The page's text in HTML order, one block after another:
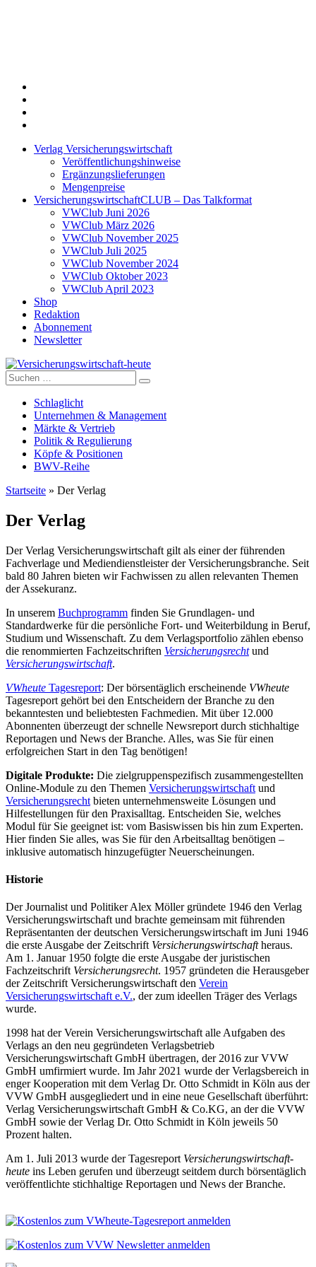
Verlag Versicherungswirtschaft
Veröffentlichungshinweise
Ergänzungslieferungen
Mengenpreise
VersicherungswirtschaftCLUB – Das Talkformat
VWClub Juni 2026
VWClub März 2026
VWClub November 2025
VWClub Juli 2025
VWClub November 2024
VWClub Oktober 2023
VWClub April 2023
Shop
Redaktion
Abonnement
Newsletter
Versicherungswirtschaft-heute
Suche
nach:
Schlaglicht
Unternehmen & Management
Märkte & Vertrieb
Politik & Regulierung
Köpfe & Positionen
BWV-Reihe
Startseite » Der Verlag
Der Verlag
Der Verlag Versicherungswirtschaft gilt als einer der führenden
Fachverlage und Mediendienstleister der Versicherungsbranche. Seit
bald 80 Jahren bieten wir Fachwissen zu allen relevanten Themen
der Assekuranz.
In unserem Buchprogramm finden Sie Grundlagen- und
Standardwerke für die persönliche Fort- und Weiterbildung in Beruf,
Studium und Wissenschaft. Zu dem Verlagsportfolio zählen ebenso
die renommierten Fachzeitschriften Versicherungsrechtund
Versicherungswirtschaft.
VWheute Tagesreport: Der börsentäglich erscheinende VWheute
Tagesreport gehört bei den Entscheidern der Branche zu den
bekanntesten und beliebtesten Fachmedien. Mit über 12.000
Abonnenten überzeugt der schnelle Newsreport durch stichhaltige
Reportagen und News der Branche. Alles, was Sie für einen
erfolgreichen Start in den Tag benötigen!
Digitale Produkte: Die zielgruppenspezifisch zusammengestellten
Online-Module zu den Themen Versicherungswirtschaft und
Versicherungsrecht bieten unternehmensweite Lösungen und
Hilfestellungen für den Praxisalltag. Entscheiden Sie, welches
Modul für Sie geeignet ist: vom Basiswissen bis hin zum Experten.
Hier finden Sie alles, was Sie für den Arbeitsalltag benötigen –
inklusive automatisch hinzugefügter Neuerscheinungen.
Historie
Der Journalist und Politiker Alex Möller gründete 1946 den Verlag
Versicherungswirtschaft und brachte gemeinsam mit führenden
Repräsentanten der deutschen Versicherungswirtschaft im Juni 1946
die erste Ausgabe der Zeitschrift Versicherungswirtschaftheraus.
Am 1. Januar 1950 folgte die erste Ausgabe der juristischen
Fachzeitschrift Versicherungsrecht. 1957 gründeten die Herausgeber
der Zeitschrift Versicherungswirtschaft den Verein
Versicherungswirtschaft e.V., der zum ideellen Träger des Verlags
wurde.
1998 hat der Verein Versicherungswirtschaft alle Aufgaben des
Verlags an den neu gegründeten Verlagsbetrieb
Versicherungswirtschaft GmbH übertragen, der 2016 zur VVW
GmbH umfirmiert wurde. Im Jahr 2021 wurde der Verlagsbereich in
enger Kooperation mit dem Verlag Dr. Otto Schmidt in Köln aus der
VVW GmbH ausgegliedert und in eine neue Gesellschaft überführt:
Verlag Versicherungswirtschaft GmbH & Co.KG, an der die VVW
GmbH sowie der Verlag Dr. Otto Schmidt in Köln jeweils 50
Prozent halten.
Am 1. Juli 2013 wurde der Tagesreport Versicherungswirtschaft-
heute ins Leben gerufen und überzeugt seitdem durch börsentäglich
veröffentlichte stichhaltige Reportagen und News der Branche.